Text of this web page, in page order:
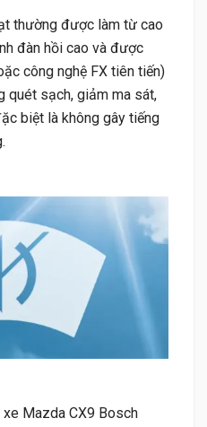
thường được làm từ cao
đàn hồi cao và được
công nghệ FX tiên tiến)
quét sạch, giảm ma sát,
biệt là không gây tiếng
xe Mazda CX9 Bosch